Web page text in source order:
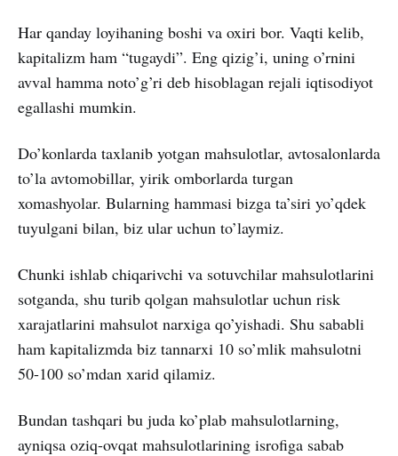
Har qanday loyihaning boshi va oxiri bor. Vaqti kelib,
kapitalizm ham “tugaydi”. Eng qizig’i, uning o’rnini
avval hamma noto’g’ri deb hisoblagan rejali iqtisodiyot
egallashi mumkin.
Do’konlarda taxlanib yotgan mahsulotlar, avtosalonlarda
to’la avtomobillar, yirik omborlarda turgan
xomashyolar. Bularning hammasi bizga ta’siri yo’qdek
tuyulgani bilan, biz ular uchun to’laymiz.
Chunki ishlab chiqarivchi va sotuvchilar mahsulotlarini
sotganda, shu turib qolgan mahsulotlar uchun risk
xarajatlarini mahsulot narxiga qo’yishadi. Shu sababli
ham kapitalizmda biz tannarxi 10 so’mlik mahsulotni
50-100 so’mdan xarid qilamiz.
Bundan tashqari bu juda ko’plab mahsulotlarning,
ayniqsa oziq-ovqat mahsulotlarining isrofiga sabab